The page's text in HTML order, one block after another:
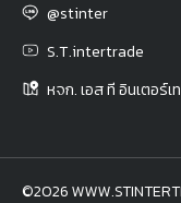
@stinter
S.T.intertrade
หจก. เอส ที อินเตอร์เ
©2026